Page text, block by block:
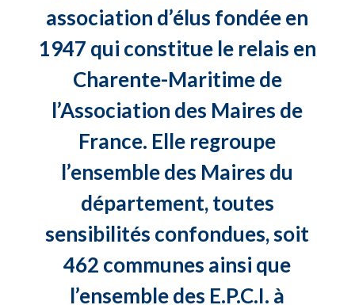
association d’élus fondée en
1947 qui constitue le relais en
Charente-Maritime de
l’Association des Maires de
France. Elle regroupe
l’ensemble des Maires du
département, toutes
sensibilités confondues, soit
462 communes ainsi que
l’ensemble des E.P.C.I. à